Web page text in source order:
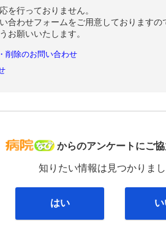
を行っておりません。
合わせフォームをご用意しております
お願いいたします。
削除のお問い合わせ
病院なび
からのアンケートにご協
知りたい情報は見つかりま
はい い